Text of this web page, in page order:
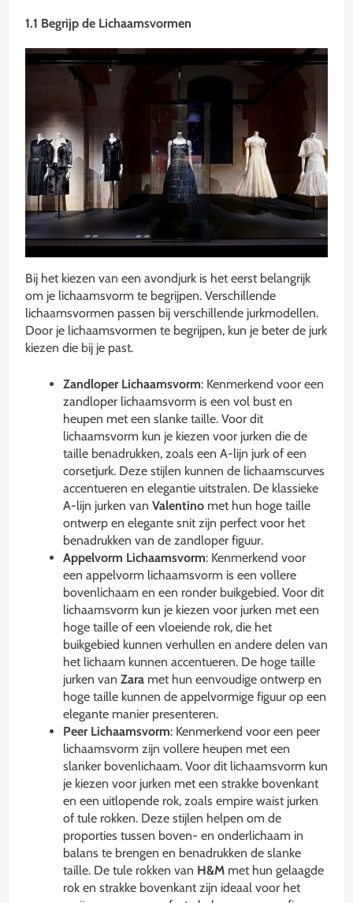
1.1 Begrijp de Lichaamsvormen
Bij het kiezen van een avondjurk is het eerst belangrijk
om je lichaamsvorm te begrijpen. Verschillende
lichaamsvormen passen bij verschillende jurkmodellen.
Door je lichaamsvormen te begrijpen, kun je beter de jurk
kiezen die bij je past.
Zandloper Lichaamsvorm: Kenmerkend voor een
zandloper lichaamsvorm is een vol bust en
heupen met een slanke taille. Voor dit
lichaamsvorm kun je kiezen voor jurken die de
taille benadrukken, zoals een A-lijn jurk of een
corsetjurk. Deze stijlen kunnen de lichaamscurves
accentueren en elegantie uitstralen. De klassieke
A-lijn jurken van Valentino met hun hoge taille
ontwerp en elegante snit zijn perfect voor het
benadrukken van de zandloper figuur.
Appelvorm Lichaamsvorm: Kenmerkend voor
een appelvorm lichaamsvorm is een vollere
bovenlichaam en een ronder buikgebied. Voor dit
lichaamsvorm kun je kiezen voor jurken met een
hoge taille of een vloeiende rok, die het
buikgebied kunnen verhullen en andere delen van
het lichaam kunnen accentueren. De hoge taille
jurken van Zara met hun eenvoudige ontwerp en
hoge taille kunnen de appelvormige figuur op een
elegante manier presenteren.
Peer Lichaamsvorm: Kenmerkend voor een peer
lichaamsvorm zijn vollere heupen met een
slanker bovenlichaam. Voor dit lichaamsvorm kun
je kiezen voor jurken met een strakke bovenkant
en een uitlopende rok, zoals empire waist jurken
of tule rokken. Deze stijlen helpen om de
proporties tussen boven- en onderlichaam in
balans te brengen en benadrukken de slanke
taille. De tule rokken van H&M met hun gelaagde
rok en strakke bovenkant zijn ideaal voor het